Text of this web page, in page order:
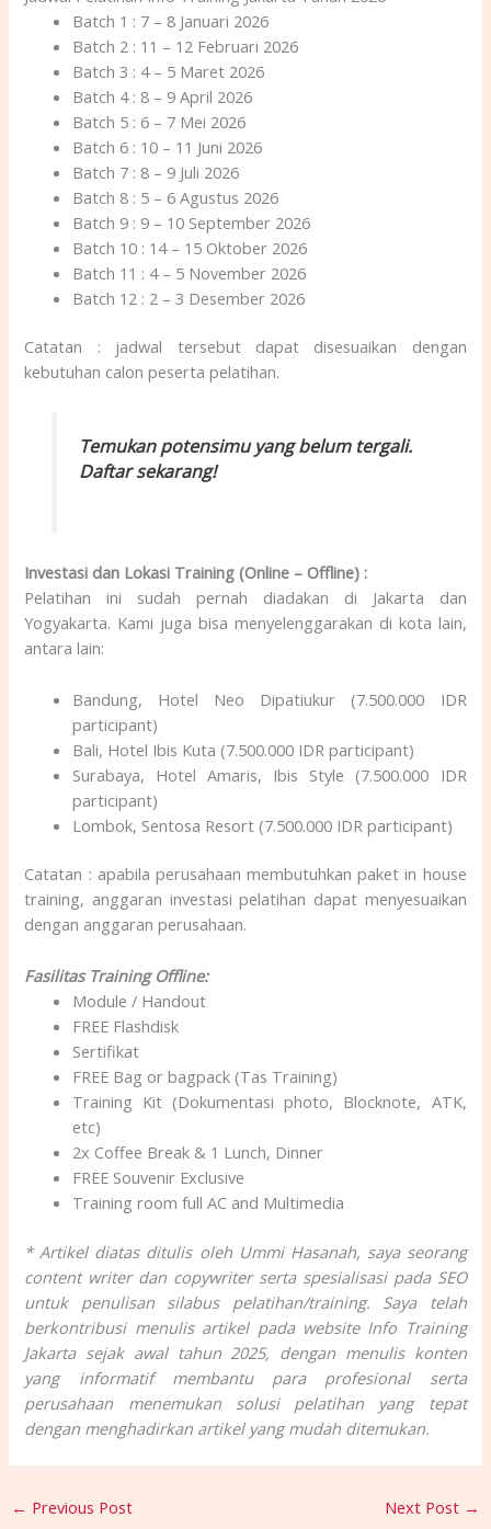
Batch 1 : 7 – 8 Januari 2026
Batch 2 : 11 – 12 Februari 2026
Batch 3 : 4 – 5 Maret 2026
Batch 4 : 8 – 9 April 2026
Batch 5 : 6 – 7 Mei 2026
Batch 6 : 10 – 11 Juni 2026
Batch 7 : 8 – 9 Juli 2026
Batch 8 : 5 – 6 Agustus 2026
Batch 9 : 9 – 10 September 2026
Batch 10 : 14 – 15 Oktober 2026
Batch 11 : 4 – 5 November 2026
Batch 12 : 2 – 3 Desember 2026
Catatan : jadwal tersebut dapat disesuaikan dengan
kebutuhan calon peserta pelatihan.
Temukan potensimu yang belum tergali.
Daftar sekarang!
Investasi dan Lokasi Training (Online – Offline) :
Pelatihan ini sudah pernah diadakan di Jakarta dan
Yogyakarta. Kami juga bisa menyelenggarakan di kota lain,
antara lain:
Bandung, Hotel Neo Dipatiukur (7.500.000 IDR
participant)
Bali, Hotel Ibis Kuta (7.500.000 IDR participant)
Surabaya, Hotel Amaris, Ibis Style (7.500.000 IDR
participant)
Lombok, Sentosa Resort (7.500.000 IDR participant)
Catatan : apabila perusahaan membutuhkan paket in house
training, anggaran investasi pelatihan dapat menyesuaikan
dengan anggaran perusahaan.
Fasilitas Training Offline:
Module / Handout
FREE Flashdisk
Sertifikat
FREE Bag or bagpack (Tas Training)
Training Kit (Dokumentasi photo, Blocknote, ATK,
etc)
2x Coffee Break & 1 Lunch, Dinner
FREE Souvenir Exclusive
Training room full AC and Multimedia
* Artikel diatas ditulis oleh Ummi Hasanah, saya seorang
content writer dan copywriter serta spesialisasi pada SEO
untuk penulisan silabus pelatihan/training. Saya telah
berkontribusi menulis artikel pada website Info Training
Jakarta sejak awal tahun 2025, dengan menulis konten
yang informatif membantu para profesional serta
perusahaan menemukan solusi pelatihan yang tepat
dengan menghadirkan artikel yang mudah ditemukan.
← Previous Post Next Post →